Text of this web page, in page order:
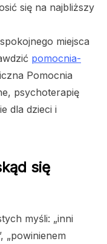
się na najbliższy
miejsca
pomocnia-
Pomocnia
psychoterapię
dla dzieci i
się
myśli: „inni
„powinienem